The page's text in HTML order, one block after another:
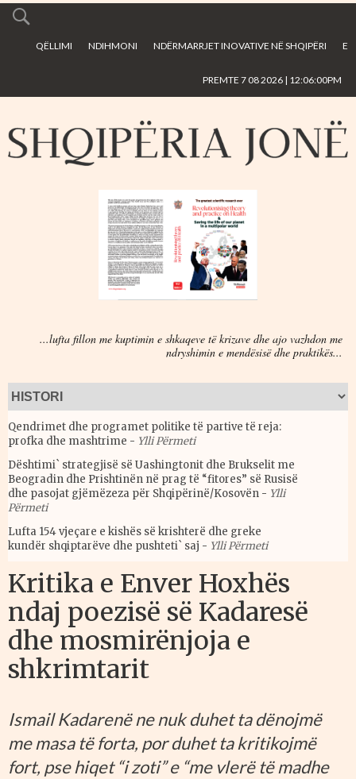
main
QËLLIMI NDIHMONI NDËRMARRJET INOVATIVE NË SHQIPËRI E
PREMTE 7 08 2026 | 12:06:00PM
...lufta fillon me kuptimin e shkaqeve të krizave dhe ajo vazhdon me
ndryshimin e mendësisë dhe praktikës...
Qendrimet dhe programet politike të partive të reja:
profka dhe mashtrime - Ylli Përmeti
Dështimi` strategjisë së Uashingtonit dhe Brukselit me
Beogradin dhe Prishtinën në prag të “fitores” së Rusisë
dhe pasojat gjëmëzeza për Shqipërinë/Kosovën - Ylli
Përmeti
Lufta 154 vjeçare e kishës së krishterë dhe greke
kundër shqiptarëve dhe pushteti` saj - Ylli Përmeti
Kritika e Enver Hoxhës
ndaj poezisë së Kadaresë
dhe mosmirënjoja e
shkrimtarit
Ismail Kadarenë ne nuk duhet ta dënojmë
me masa të forta, por duhet ta kritikojmë
fort, pse hiqet “i zoti” e “me vlerë të madhe